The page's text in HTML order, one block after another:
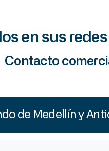
en sus
Contacto
de Medellín y